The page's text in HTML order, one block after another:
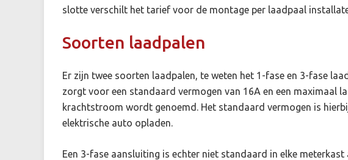
slotte verschilt het tarief voor de montage per laadpaal
Soorten laadpalen
Er zijn twee soorten laadpalen, te weten het 1-fase en 3-fase
zorgt voor een standaard vermogen van 16A en een maximaal
krachtstroom wordt genoemd. Het standaard vermogen is
elektrische auto opladen.
Een 3-fase aansluiting is echter niet standaard in elke